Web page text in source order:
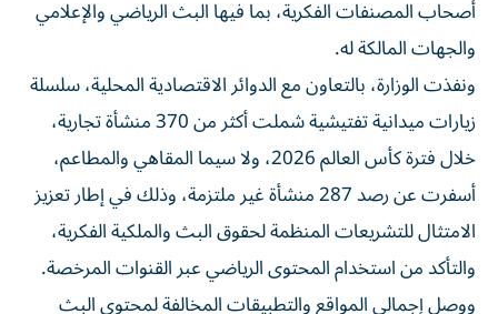
أصحاب المصنفات الفكرية، بما فيها البث الرياضي والإعلامي
والجهات المالكة له.
ونفذت الوزارة، بالتعاون مع الدوائر الاقتصادية المحلية، سلسلة
زيارات ميدانية تفتيشية شملت أكثر من 370 منشأة تجارية،
خلال فترة كأس العالم 2026، ولا سيما المقاهي والمطاعم،
أسفرت عن رصد 287 منشأة غير ملتزمة، وذلك في إطار تعزيز
الامتثال للتشريعات المنظمة لحقوق البث والملكية الفكرية،
والتأكد من استخدام المحتوى الرياضي عبر القنوات المرخصة.
ووصل إجمالي المواقع والتطبيقات المخالفة لمحتوى البث